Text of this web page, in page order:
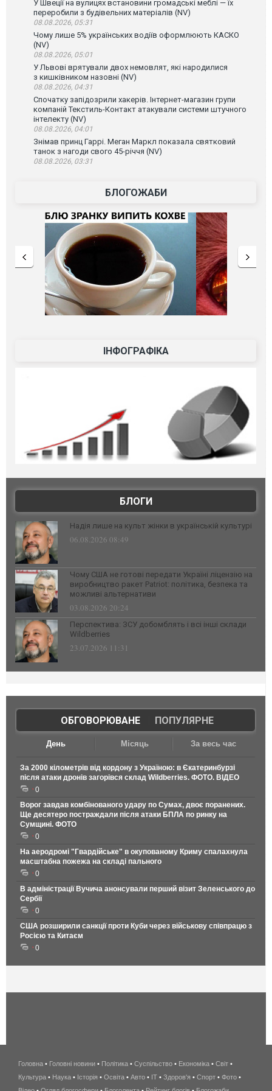
У Швеції на вулицях встановини громадські меблі — їх
переробили з будівельних матеріалів (NV)
08.08.2026, 05:31
Чому лише 5% українських водіїв оформлюють КАСКО
(NV)
08.08.2026, 05:01
У Львові врятували двох немовлят, які народилися
з кишківником назовні (NV)
08.08.2026, 04:31
Спочатку запідозрили хакерів. Інтернет-магазин групи
компаній Текстиль-Контакт атакували системи штучного
інтелекту (NV)
08.08.2026, 04:01
Знімав принц Гаррі. Меган Маркл показала святковий
танок з нагоди свого 45-річчя (NV)
08.08.2026, 03:31
БЛОГОЖАБИ
ІНФОГРАФІКА
БЛОГИ
Надія лише на культ жінки в українській культурі
06.08.2026 08:49
Чому США не готові передати Україні ліцензію на
виробництво ракет Patriot: політика, безпека та
можливі альтернативи
03.08.2026 20:24
Перспектива: ЗСУ добомблять і всі інші склади
Wildberries
23.07.2026 11:31
ОБГОВОРЮВАНЕ| ПОПУЛЯРНЕ
День Місяць За весь час
За 2000 кілометрів від кордону з Україною: в Єкатеринбурзі
після атаки дронів загорівся склад Wildberries. ФОТО. ВІДЕО
0
Ворог завдав комбінованого удару по Сумах, двоє поранених.
Ще десятеро постраждали після атаки БПЛА по ринку на
Сумщині. ФОТО
0
На аеродромі "Гвардійське" в окупованому Криму спалахнула
масштабна пожежа на складі пального
0
В адміністрації Вучича анонсували перший візит Зеленського до
Сербії
0
США розширили санкції проти Куби через військову співпрацю з
Росією та Китаєм
0
беспроводной
интернет
Головна • Головні новини • Політика • Суспільство • Економіка • Світ •
Культура • Наука • Історія • Освіта • Авто • IT • Здоров'я • Спорт • Фото •